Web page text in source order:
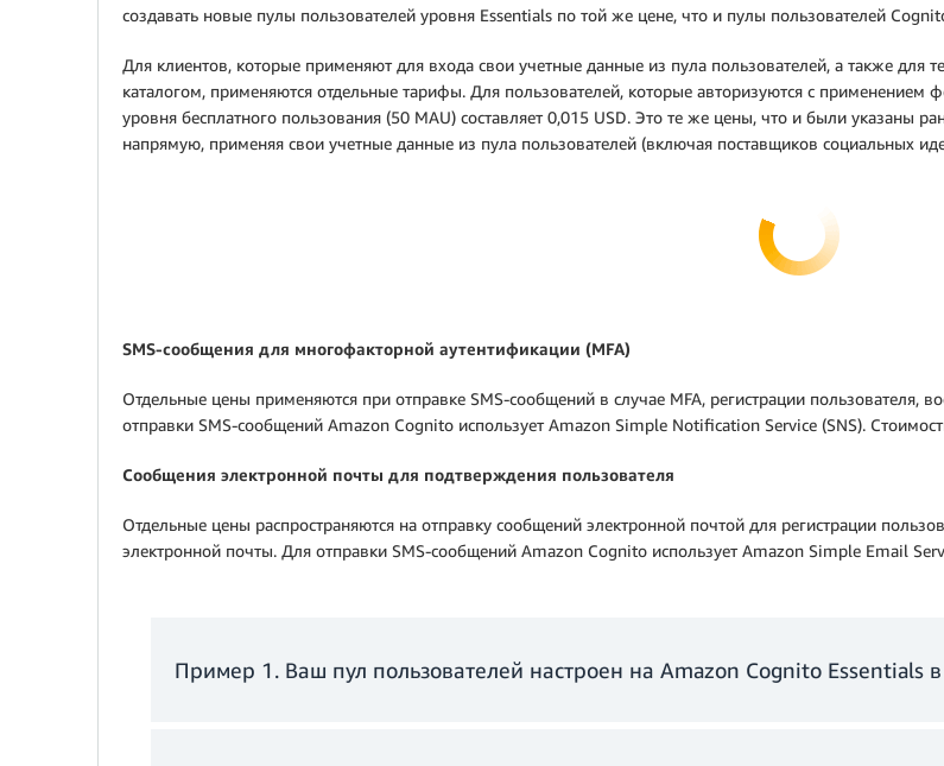
создавать новые пулы пользователей уровня Essentials по той же цене, что и пулы пользователей
Для клиентов, которые применяют для входа свои учетные данные из пула пользователей, а также для
каталогом, применяются отдельные тарифы. Для пользователей, которые авторизуются с применением
уровня бесплатного пользования (50 MAU) составляет 0,015 USD. Это те же цены, что и были указаны
напрямую, применяя свои учетные данные из пула пользователей (включая поставщиков социальных
SMS‑сообщения для многофакторной аутентификации (MFA)
Отдельные цены применяются при отправке SMS‑сообщений в случае MFA, регистрации пользователя,
отправки SMS‑сообщений Amazon Cognito использует Amazon Simple Notiﬁcation Service (SNS).
Сообщения электронной почты для подтверждения пользователя
Отдельные цены распространяются на отправку сообщений электронной почтой для регистрации
электронной почты. Для отправки SMS‑сообщений Amazon Cognito использует Amazon Simple Email
Пример 1. Ваш пул пользователей настроен на Amazon Cognito Essentials